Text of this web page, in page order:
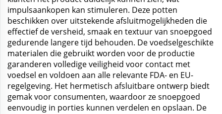
impulsaankopen kan stimuleren. Deze potten
beschikken over uitstekende afsluitmogelijkheden die
effectief de versheid, smaak en textuur van snoepgoed
gedurende langere tijd behouden. De voedselgeschikte
materialen die gebruikt worden voor de productie
garanderen volledige veiligheid voor contact met
voedsel en voldoen aan alle relevante FDA- en EU-
regelgeving. Het hermetisch afsluitbare ontwerp biedt
gemak voor consumenten, waardoor ze snoepgoed
eenvoudig in porties kunnen verdelen en opslaan. De